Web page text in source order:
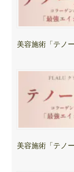
美容施術「テノ
美容施術「テノ